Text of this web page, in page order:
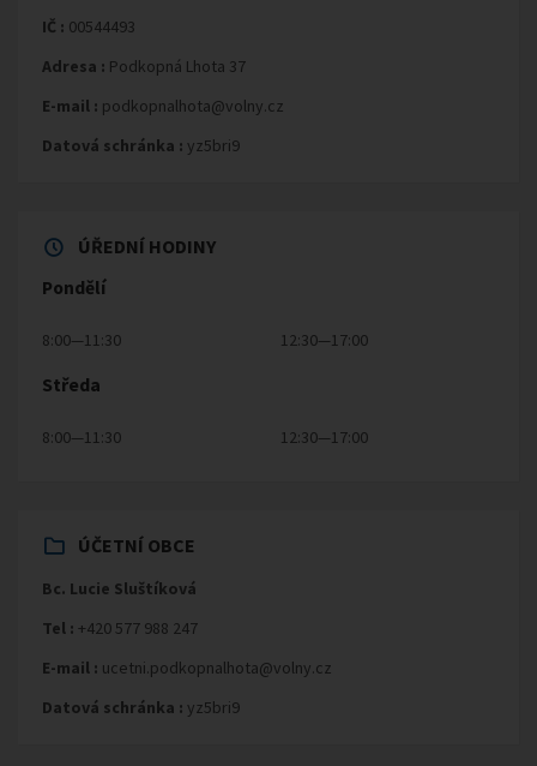
IČ : 00544493
Adresa : Podkopná Lhota 37
E-mail : podkopnalhota@volny.cz
Datová schránka : yz5bri9
ÚŘEDNÍ HODINY
Pondělí
8:00—11:30 12:30—17:00
Středa
8:00—11:30 12:30—17:00
ÚČETNÍ OBCE
Bc. Lucie Sluštíková
Tel : +420 577 988 247
E-mail : ucetni.podkopnalhota@volny.cz
Datová schránka : yz5bri9